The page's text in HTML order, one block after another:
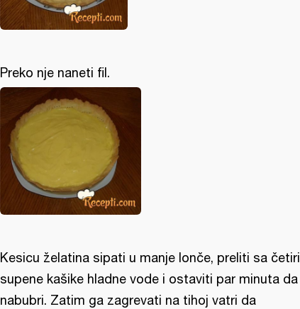
Preko nje naneti fil.
Kesicu želatina sipati u manje lonče, preliti sa četiri
supene kašike hladne vode i ostaviti par minuta da
nabubri. Zatim ga zagrevati na tihoj vatri da